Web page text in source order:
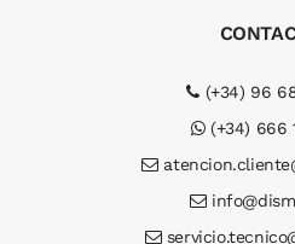
(+34) 96
(+34) 666